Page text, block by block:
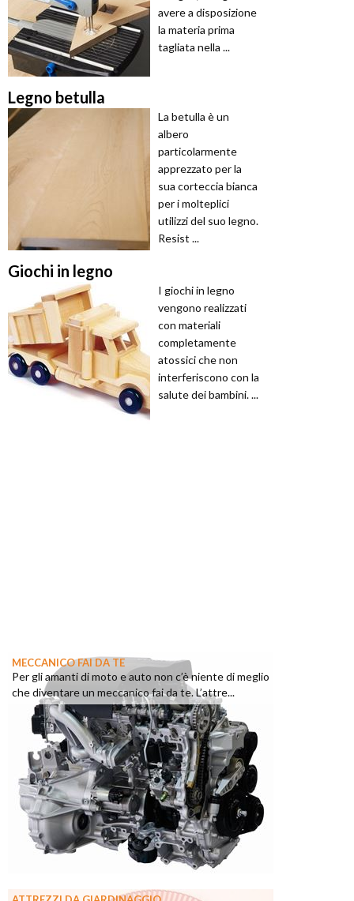
avere a disposizione
la materia prima
tagliata nella ...
Legno betulla
La betulla è un
albero
particolarmente
apprezzato per la
sua corteccia bianca
per i molteplici
utilizzi del suo legno.
Resist ...
Giochi in legno
I giochi in legno
vengono realizzati
con materiali
completamente
atossici che non
interferiscono con la
salute dei bambini. ...
MECCANICO FAI DA TE
Per gli amanti di moto e auto non c’è niente di meglio
che diventare un meccanico fai da te. L’attre...